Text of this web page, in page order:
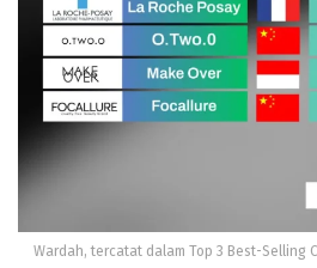
Wardah, tercatat dalam Top 3 Best-Selling